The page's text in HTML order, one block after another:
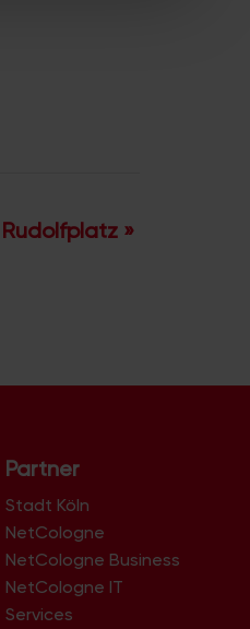
»
Partner
Stadt Köln
NetCologne
NetCologne Business
NetCologne IT
Services